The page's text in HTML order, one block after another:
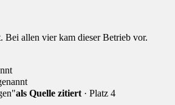
Bei allen vier kam dieser Betrieb vor.
als Quelle zitiert · Platz 4